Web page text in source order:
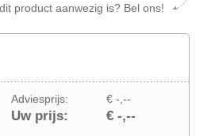
product aanwezig is? Bel ons!
Adviesprijs: € -,--
Uw prijs: € -,--